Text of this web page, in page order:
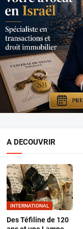
A DECOUVRIR
INTERNATIONAL
Des Téfiline de 120